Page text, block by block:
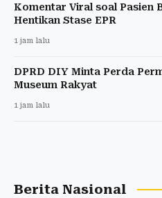
Komentar Viral soal Pasien
Hentikan Stase EPR
1 jam lalu
DPRD DIY Minta Perda
Museum Rakyat
1 jam lalu
Berita Nasional